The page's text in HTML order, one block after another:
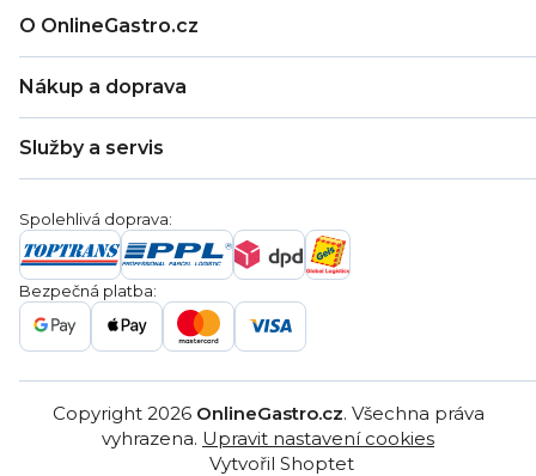
O OnlineGastro.cz
Kontakty
Věrnostní program
Blog
Nákup a doprava
Záruka
Ochrana osobních údajů
Reklamační řády
Služby a servis
Servis a reklamace
Poptávka
Gastro projekty
Značky
Gastro velkoobchod
Spolehlivá doprava:
Bezpečná platba:
Vytvořil Shoptet
Copyright 2026 OnlineGastro.cz. Všechna práva
vyhrazena. Upravit nastavení cookies